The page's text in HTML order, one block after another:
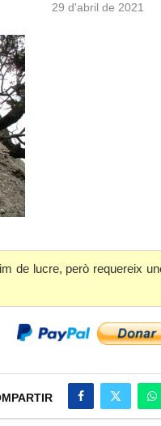
29 d'abril de 2021
de lucre, però requereix